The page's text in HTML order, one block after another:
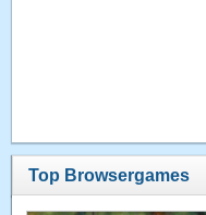
Top Browsergames